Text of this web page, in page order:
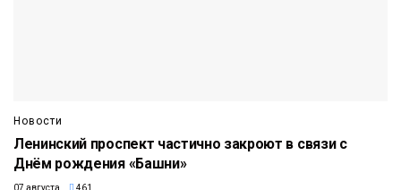
Новости
Ленинский проспект частично закроют в связи с
Днём рождения «Башни»
07 августа 461